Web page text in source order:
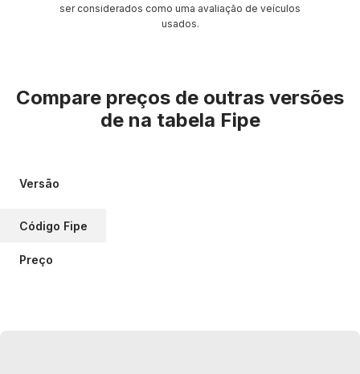
ser considerados como uma avaliação de veículos
usados.
Compare preços de outras versões
de na tabela Fipe
Versão
Código Fipe
Preço